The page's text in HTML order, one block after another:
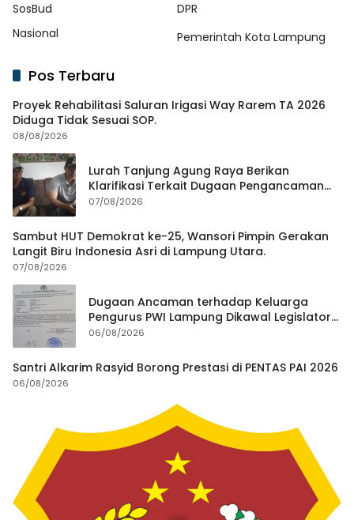
SosBud
DPR
Nasional
Pemerintah Kota Lampung
Pos Terbaru
Proyek Rehabilitasi Saluran Irigasi Way Rarem TA 2026
Diduga Tidak Sesuai SOP.
08/08/2026
Lurah Tanjung Agung Raya Berikan
Klarifikasi Terkait Dugaan Pengancaman
Antar Warga Yang Berujung Laporan ke
07/08/2026
Sambut HUT Demokrat ke-25, Wansori Pimpin Gerakan
Langit Biru Indonesia Asri di Lampung Utara.
07/08/2026
Dugaan Ancaman terhadap Keluarga
Pengurus PWI Lampung Dikawal Legislator
dan Jurnalis
06/08/2026
Santri Alkarim Rasyid Borong Prestasi di PENTAS PAI 2026
06/08/2026